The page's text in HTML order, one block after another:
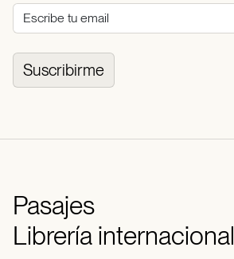
Suscribirme
Pasajes
Librería internacional